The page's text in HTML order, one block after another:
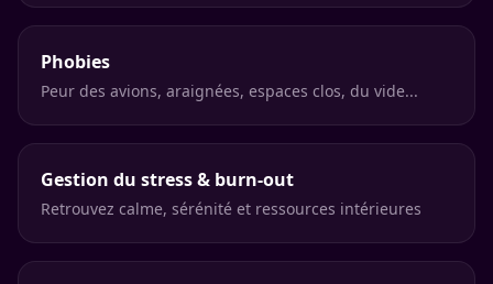
Phobies
Peur des avions, araignées, espaces clos, du vide...
Gestion du stress & burn-out
Retrouvez calme, sérénité et ressources intérieures